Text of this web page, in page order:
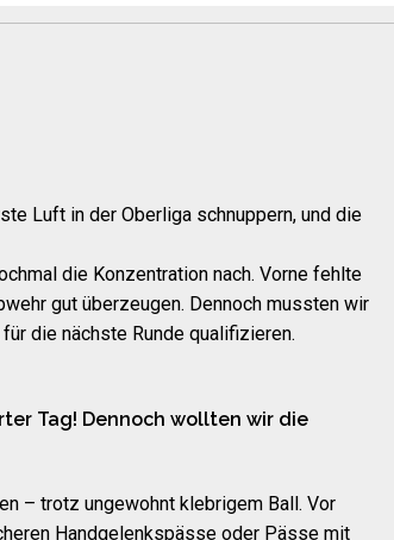
Luft in der Oberliga schnuppern, und die
die Konzentration nach. Vorne fehlte
gut überzeugen. Dennoch mussten wir
die nächste Runde qualifizieren.
Tag! Dennoch wollten wir die
– trotz ungewohnt klebrigem Ball. Vor
Handgelenkspässe oder Pässe mit